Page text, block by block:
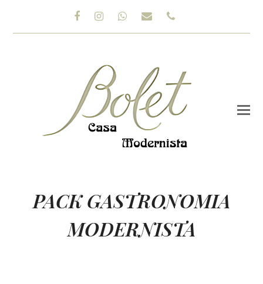
FacebookInstagramWhatsapp
EmailPhone
PACK GASTRONOMIA
MODERNISTA